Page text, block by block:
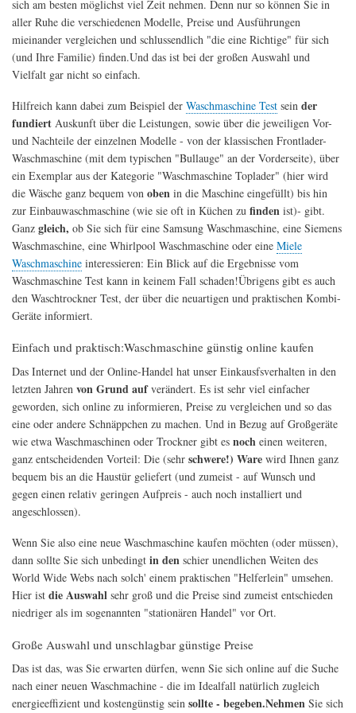
sich am besten möglichst viel Zeit nehmen. Denn nur so können Sie in
aller Ruhe die verschiedenen Modelle, Preise und Ausführungen
mieinander vergleichen und schlussendlich "die eine Richtige" für sich
(und Ihre Familie) finden.Und das ist bei der großen Auswahl und
Vielfalt gar nicht so einfach.
Hilfreich kann dabei zum Beispiel der Waschmaschine Test sein der
fundiert Auskunft über die Leistungen, sowie über die jeweiligen Vor-
und Nachteile der einzelnen Modelle - von der klassischen Frontlader-
Waschmaschine (mit dem typischen "Bullauge" an der Vorderseite), über
ein Exemplar aus der Kategorie "Waschmaschine Toplader" (hier wird
die Wäsche ganz bequem von oben in die Maschine eingefüllt) bis hin
zur Einbauwaschmaschine (wie sie oft in Küchen zu finden ist)- gibt.
Ganz gleich, ob Sie sich für eine Samsung Waschmaschine, eine Siemens
Waschmaschine, eine Whirlpool Waschmaschine oder eine Miele
Waschmaschine interessieren: Ein Blick auf die Ergebnisse vom
Waschmaschine Test kann in keinem Fall schaden!Übrigens gibt es auch
den Waschtrockner Test, der über die neuartigen und praktischen Kombi-
Geräte informiert.
Einfach und praktisch:Waschmaschine günstig online kaufen
Das Internet und der Online-Handel hat unser Einkausfsverhalten in den
letzten Jahren von Grund aufverändert. Es ist sehr viel einfacher
geworden, sich online zu informieren, Preise zu vergleichen und so das
eine oder andere Schnäppchen zu machen. Und in Bezug auf Großgeräte
wie etwa Waschmaschinen oder Trockner gibt es noch einen weiteren,
ganz entscheidenden Vorteil: Die (sehr schwere!) Ware wird Ihnen ganz
bequem bis an die Haustür geliefert (und zumeist - auf Wunsch und
gegen einen relativ geringen Aufpreis - auch noch installiert und
angeschlossen).
Wenn Sie also eine neue Waschmaschine kaufen möchten (oder müssen),
dann sollte Sie sich unbedingt in den schier unendlichen Weiten des
World Wide Webs nach solch' einem praktischen "Helferlein" umsehen.
Hier ist die Auswahl sehr groß und die Preise sind zumeist entschieden
niedriger als im sogenannten "stationären Handel" vor Ort.
Große Auswahl und unschlagbar günstige Preise
Das ist das, was Sie erwarten dürfen, wenn Sie sich online auf die Suche
nach einer neuen Waschmachine - die im Idealfall natürlich zugleich
energieeffizient und kostengünstig sein sollte - begeben.Nehmen Sie sich